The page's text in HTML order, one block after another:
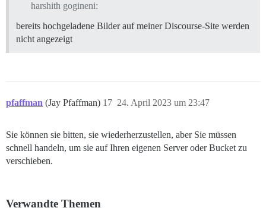
harshith gogineni:
bereits hochgeladene Bilder auf meiner Discourse-Site werden
nicht angezeigt
pfaffman (Jay Pfaffman) 24. April 2023 um 23:47
17
Sie können sie bitten, sie wiederherzustellen, aber Sie müssen
schnell handeln, um sie auf Ihren eigenen Server oder Bucket zu
verschieben.
Verwandte Themen